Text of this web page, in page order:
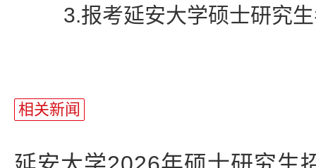
3.报考延安大学硕士研究生
相关新闻